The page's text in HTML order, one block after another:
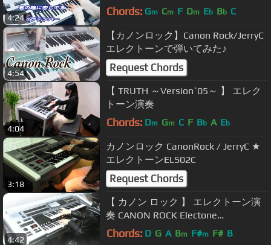
4:24
～セプテンバー★YAMAHA Electone
Chords: Gm Cm F Dm Eb Bb C
4:54
【カノンロック】Canon Rock/JerryC
エレクトーンで弾いてみた♪
Request Chords
4:04
【 TRUTH ～Version`05～ 】 エレク
トーン演奏
Chords: Dm Gm C F Bb A Eb
3:18
カノンロック CanonRock / JerryC ★
エレクトーンELS02C
Request Chords
4:42
【 カノン ロック 】 エレクトーン演
奏 CANON ROCK Electone
performance
Chords: D G A Bm F#m F# B